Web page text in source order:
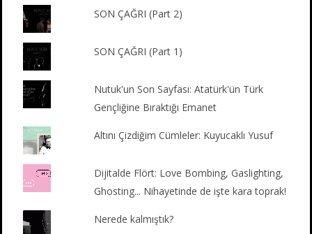
SON ÇAĞRI (Part 2)
SON ÇAĞRI (Part 1)
Nutuk'un Son Sayfası: Atatürk'ün Türk
Gençliğine Bıraktığı Emanet
Altını Çizdiğim Cümleler: Kuyucaklı Yusuf
Dijitalde Flört: Love Bombing, Gaslighting,
Ghosting... Nihayetinde de işte kara toprak!
Nerede kalmıştık?